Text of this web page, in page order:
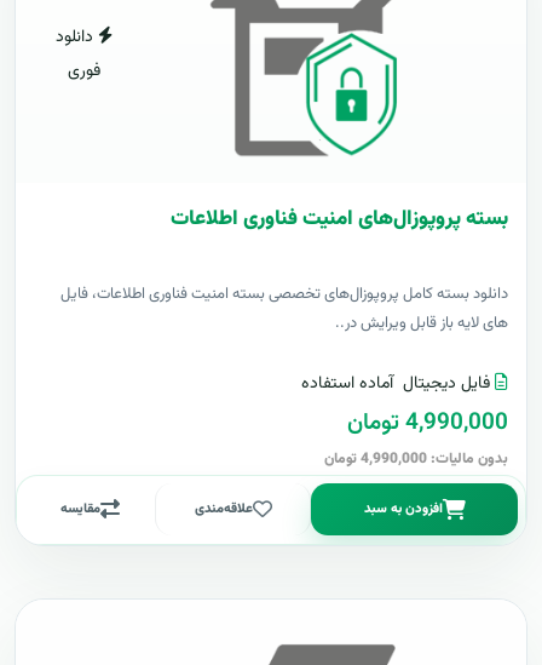
دانلود
فوری
بسته پروپوزال‌های امنیت فناوری اطلاعات
دانلود بسته کامل پروپوزال‌های تخصصی بسته امنیت فناوری اطلاعات، فایل
های لایه باز قابل ویرایش در..
فایل دیجیتال آماده استفاده
4,990,000 تومان
بدون مالیات: 4,990,000 تومان
افزودن به سبد علاقه‌مندی مقایسه